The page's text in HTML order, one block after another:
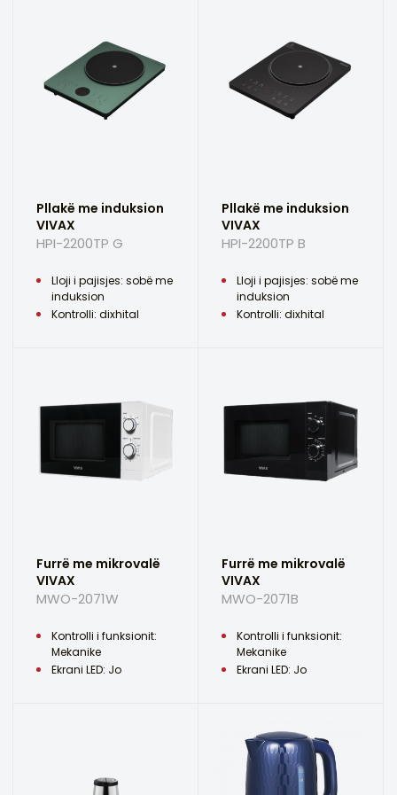
Pllakë me induksion
VIVAX
HPI-2200TP G
Lloji i pajisjes: sobë me
induksion
Kontrolli: dixhital
Pllakë me induksion
VIVAX
HPI-2200TP B
Lloji i pajisjes: sobë me
induksion
Kontrolli: dixhital
Furrë me mikrovalë
VIVAX
MWO-2071W
Kontrolli i funksionit:
Mekanike
Ekrani LED: Jo
Furrë me mikrovalë
VIVAX
MWO-2071B
Kontrolli i funksionit:
Mekanike
Ekrani LED: Jo